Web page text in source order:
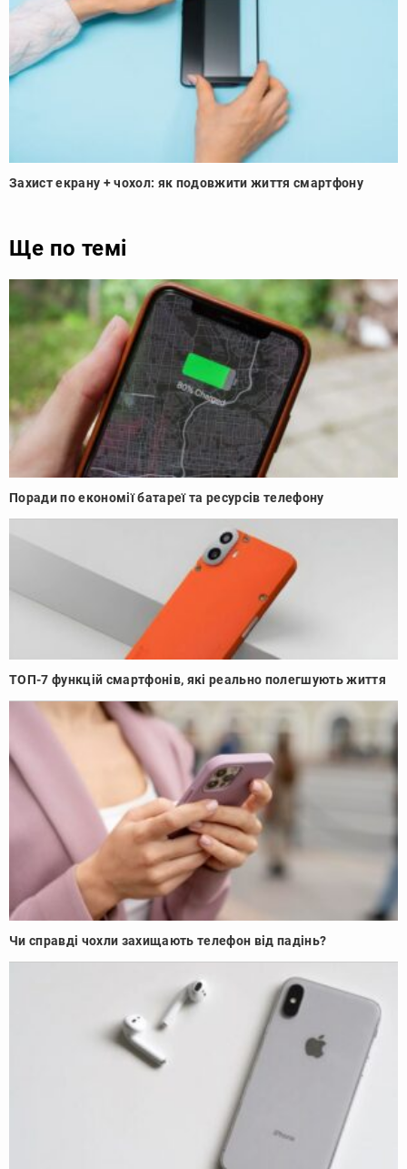
Захист екрану + чохол: як подовжити життя смартфону
Ще по темі
Поради по економії батареї та ресурсів телефону
ТОП-7 функцій смартфонів, які реально полегшують життя
Чи справді чохли захищають телефон від падінь?